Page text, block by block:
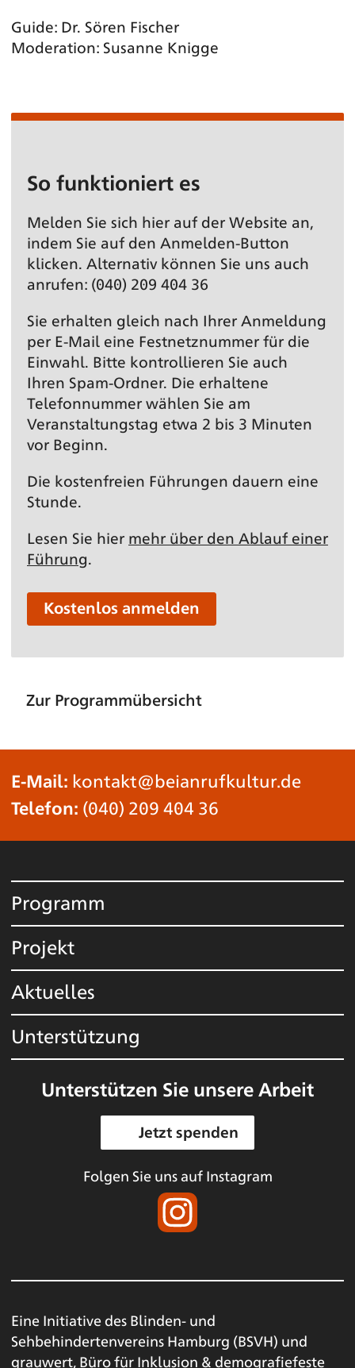
Guide: Dr. Sören Fischer
Moderation: Susanne Knigge
So funktioniert es
Melden Sie sich hier auf der Website an,
indem Sie auf den Anmelden-Button
klicken. Alternativ können Sie uns auch
anrufen: (040) 209 404 36
Sie erhalten gleich nach Ihrer Anmeldung
per E-Mail eine Festnetz­nummer für die
Einwahl. Bitte kontrollieren Sie auch
Ihren Spam-Ordner. Die erhaltene
Telefonnummer wählen Sie am
Veranstaltungs­tag etwa 2 bis 3 Minuten
vor Beginn.
Die kostenfreien Führungen dauern eine
Stunde.
Lesen Sie hier mehr über den Ablauf einer
Führung.
Kostenlos anmelden
Zur Programmübersicht
E-Mail: kontakt@beianrufkultur.de
Telefon: (040) 209 404 36
Programm
Projekt
Aktuelles
Unterstützung
Unterstützen Sie unsere Arbeit
Jetzt spenden
Folgen Sie uns auf Instagram
Eine Initiative des Blinden- und
Sehbehindertenvereins Hamburg (BSVH) und
grauwert, Büro für Inklusion & demografiefeste